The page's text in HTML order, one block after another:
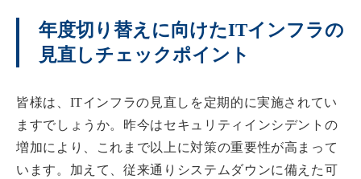
年度切り替えに向けたITインフラの
見直しチェックポイント
皆様は、ITインフラの見直しを定期的に実施されてい
ますでしょうか。昨今はセキュリティインシデントの
増加により、これまで以上に対策の重要性が高まって
います。加えて、従来通りシステムダウンに備えた可